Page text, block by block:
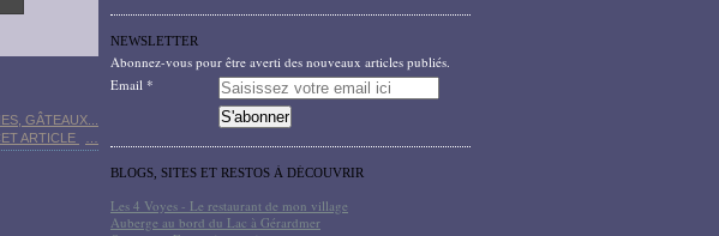
GÂTEAUX...
ARTICLE
NEWSLETTER
Abonnez-vous pour être averti des nouveaux articles publiés.
Email
BLOGS, SITES ET RESTOS À DÉCOUVRIR
Les 4 Voyes - Le restaurant de mon village
Auberge au bord du Lac à Gérardmer